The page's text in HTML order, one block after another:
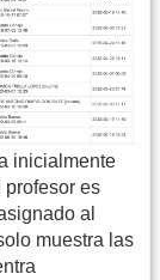
inicialmente
profesor es
al
muestra las